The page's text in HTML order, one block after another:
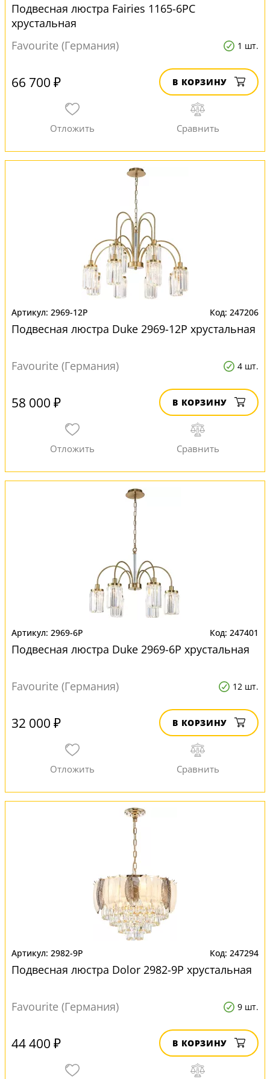
Подвесная люстра Fairies 1165-6PC
хрустальная
Favourite (Германия)
1 шт.
66 700 ₽ В КОРЗИНУ
2969-12P 247206
Подвесная люстра Duke 2969-12P хрустальная
Favourite (Германия) 4 шт.
58 000 ₽ В КОРЗИНУ
2969-6P 247401
Подвесная люстра Duke 2969-6P хрустальная
Favourite (Германия) 12 шт.
32 000 ₽ В КОРЗИНУ
2982-9P 247294
Подвесная люстра Dolor 2982-9P хрустальная
Favourite (Германия) 9 шт.
44 400 ₽ В КОРЗИНУ